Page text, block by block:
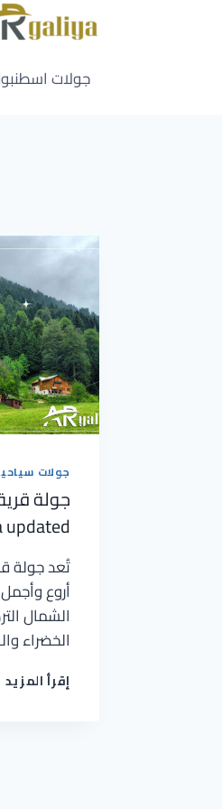
جولات
جولات
جولة
updated
أروع
الشمال
الخضراء
إقرأ المزيد